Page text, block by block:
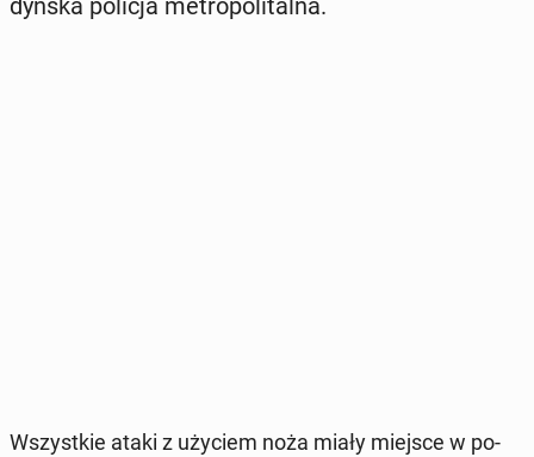
Wszyst­kie ataki z użyciem noża miały miejsce w po­